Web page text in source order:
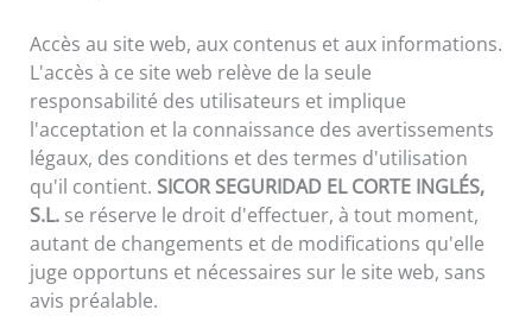
Accès au site web, aux contenus et aux informations.
L'accès à ce site web relève de la seule
responsabilité des utilisateurs et implique
l'acceptation et la connaissance des avertissements
légaux, des conditions et des termes d'utilisation
qu'il contient. SICOR SEGURIDAD EL CORTE INGLÉS,
S.L.se réserve le droit d'effectuer, à tout moment,
autant de changements et de modifications qu'elle
juge opportuns et nécessaires sur le site web, sans
avis préalable.